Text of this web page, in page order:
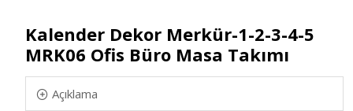
Kalender Dekor Merkür-1-2-3-4-5
MRK06 Ofis Büro Masa Takımı
Açıklama